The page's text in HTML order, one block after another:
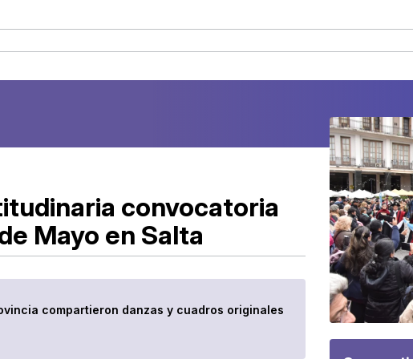
convocatoria
Mayo en Salta
compartieron danzas y cuadros originales